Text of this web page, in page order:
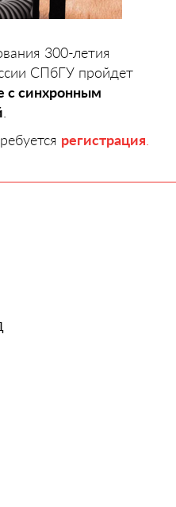
300-летия
СПбГУ пройдет
с синхронным
регистрация